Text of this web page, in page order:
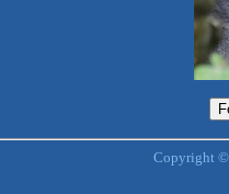
Copyright ©